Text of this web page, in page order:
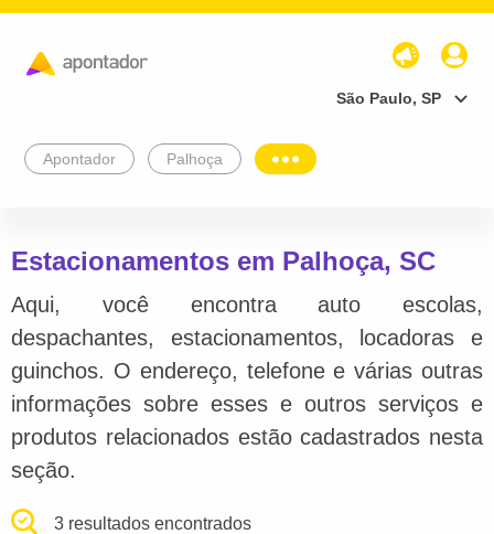
São Paulo, SP
Apontador Palhoça
Estacionamentos em Palhoça, SC
Aqui, você encontra auto escolas,
despachantes, estacionamentos, locadoras e
guinchos. O endereço, telefone e várias outras
informações sobre esses e outros serviços e
produtos relacionados estão cadastrados nesta
seção.
3 resultados encontrados